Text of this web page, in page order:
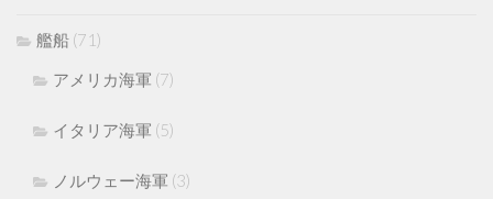
艦船 (71)
アメリカ海軍 (7)
イタリア海軍 (5)
ノルウェー海軍 (3)